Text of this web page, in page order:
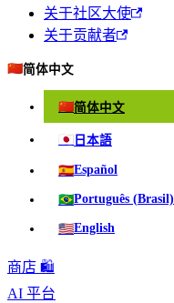
关于社区大使
关于贡献者
🇨🇳简体中文
🇨🇳简体中文
🇯🇵 日本語
🇪🇸Español
🇧🇷Português (Brasil)
🇺🇸English
商店 🛍️
AI 平台